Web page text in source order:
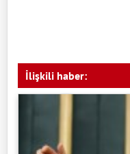
İlişkili haber: